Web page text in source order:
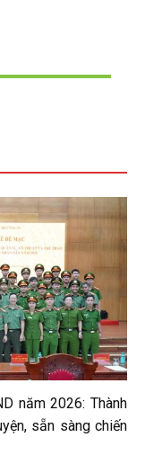
năm 2026: Thành
sẵn sàng chiến